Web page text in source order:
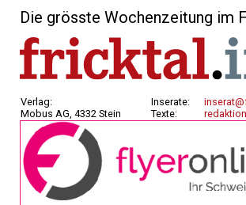
Die grösste Wochenzeitung im
Verlag:
Mobus AG, 4332 Stein
Inserate:
Texte: